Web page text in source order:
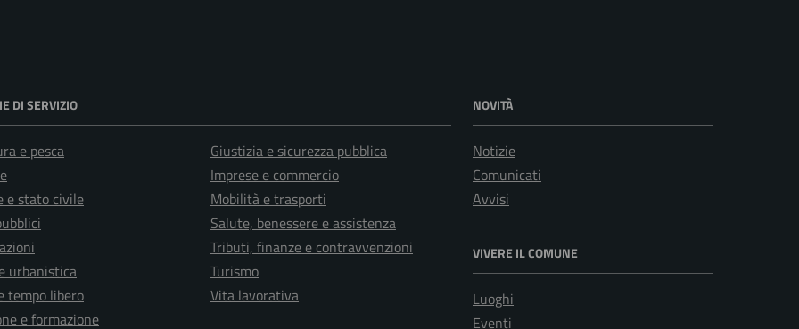
DI SERVIZIO
e pesca
e stato civile
urbanistica
tempo libero
e formazione
Giustizia e sicurezza pubblica
Imprese e commercio
Mobilità e trasporti
Salute, benessere e assistenza
Tributi, finanze e contravvenzioni
Turismo
Vita lavorativa
NOVITÀ
Notizie
Comunicati
Avvisi
VIVERE IL COMUNE
Luoghi
Eventi